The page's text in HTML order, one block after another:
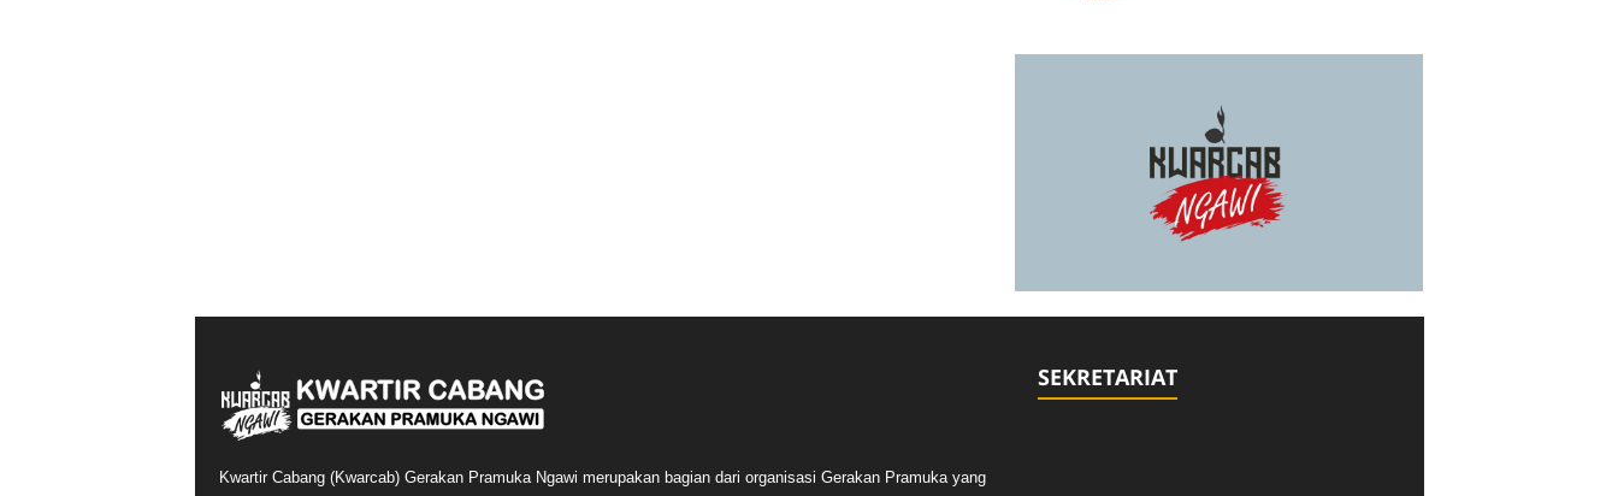
Kwartir Cabang (Kwarcab) Gerakan Pramuka Ngawi merupakan bagian dari organisasi Gerakan Pramuka yang
SEKRETARIAT